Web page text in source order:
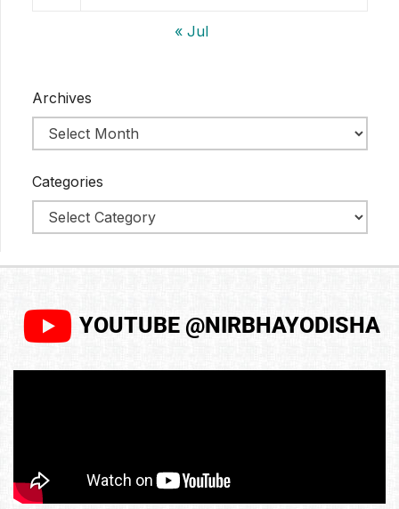
« Jul
Archives
Categories
YOUTUBE @NIRBHAYODISHA